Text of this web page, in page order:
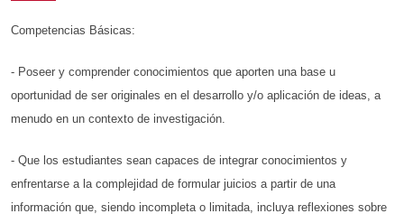
Competencias Básicas:
- Poseer y comprender conocimientos que aporten una base u
oportunidad de ser originales en el desarrollo y/o aplicación de ideas, a
menudo en un contexto de investigación.
- Que los estudiantes sean capaces de integrar conocimientos y
enfrentarse a la complejidad de formular juicios a partir de una
información que, siendo incompleta o limitada, incluya reflexiones sobre